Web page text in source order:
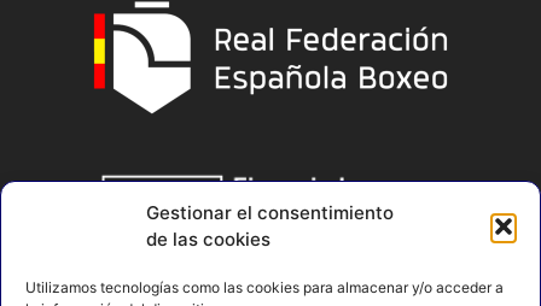
Gestionar el consentimiento
de las cookies
Utilizamos tecnologías como las cookies para almacenar y/o acceder a